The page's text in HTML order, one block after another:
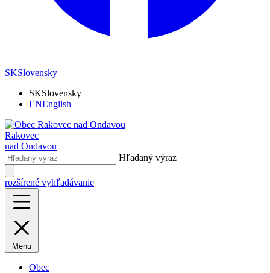
SKSlovensky
SKSlovensky
ENEnglish
Rakovec
nad Ondavou
Hľadaný výraz
rozšírené vyhľadávanie
Menu
Obec